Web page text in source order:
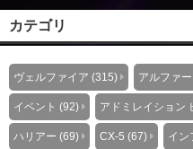
カテゴリ
ヴェルファイア (315) アルファ
イベント (92) アドミレイション
ハリアー (69) CX-5 (67) イン